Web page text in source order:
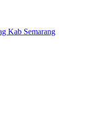
Kab Semarang